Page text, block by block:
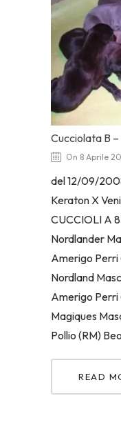
Cucciolata B –
On 8 Aprile
del 12/09/
Keraton X
CUCCIOLI A
Nordlander
Amerigo Perri
Nordland
Amerigo Perri
Magiques
Pollio (RM)
READ